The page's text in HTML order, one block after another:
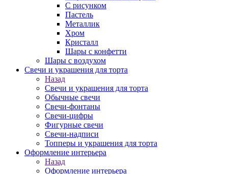
С рисунком
Пастель
Металлик
Хром
Кристалл
Шары с конфетти
Шары с воздухом
Свечи и украшения для торта
Назад
Свечи и украшения для торта
Обычные свечи
Свечи-фонтаны
Свечи-цифры
Фигурные свечи
Свечи-надписи
Топперы и украшения для торта
Оформление интерьера
Назад
Оформление интерьера